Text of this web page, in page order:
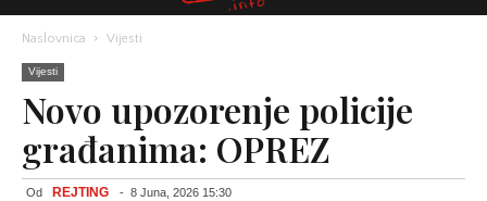
Naslovnica Vijesti
Vijesti
Novo upozorenje policije
građanima: OPREZ
Od REJTING - 8 Juna, 2026 15:30